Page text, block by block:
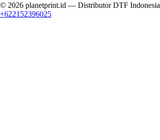
© 2026 planetprint.id — Distributor DTF Indonesia
+622152396025